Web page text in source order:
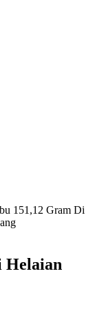
151,12 Gram Di
Helaian